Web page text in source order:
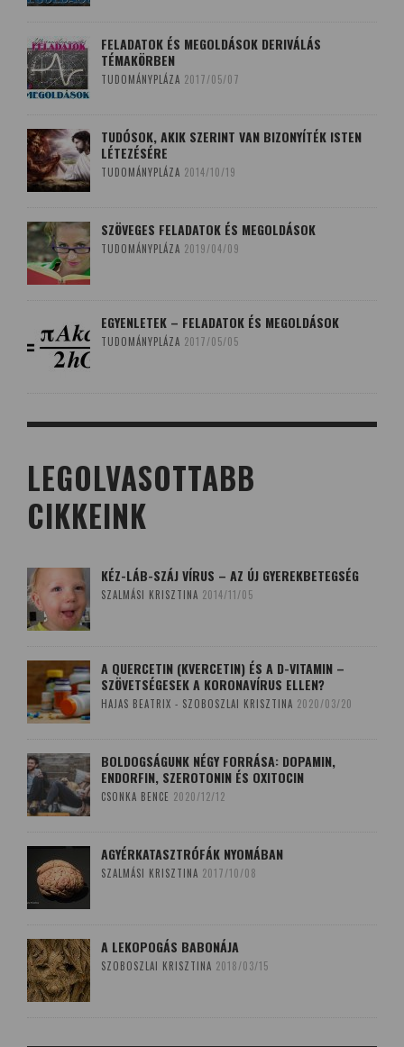
FELADATOK ÉS MEGOLDÁSOK DERIVÁLÁS
TÉMAKÖRBEN
TUDOMÁNYPLÁZA 2017/05/07
TUDÓSOK, AKIK SZERINT VAN BIZONYÍTÉK ISTEN
LÉTEZÉSÉRE
TUDOMÁNYPLÁZA 2014/10/19
SZÖVEGES FELADATOK ÉS MEGOLDÁSOK
TUDOMÁNYPLÁZA 2019/04/09
EGYENLETEK – FELADATOK ÉS MEGOLDÁSOK
TUDOMÁNYPLÁZA 2017/05/05
LEGOLVASOTTABB
CIKKEINK
KÉZ-LÁB-SZÁJ VÍRUS – AZ ÚJ GYEREKBETEGSÉG
SZALMÁSI KRISZTINA 2014/11/05
A QUERCETIN (KVERCETIN) ÉS A D-VITAMIN –
SZÖVETSÉGESEK A KORONAVÍRUS ELLEN?
HAJAS BEATRIX - SZOBOSZLAI KRISZTINA 2020/03/20
BOLDOGSÁGUNK NÉGY FORRÁSA: DOPAMIN,
ENDORFIN, SZEROTONIN ÉS OXITOCIN
CSONKA BENCE 2020/12/12
AGYÉRKATASZTRÓFÁK NYOMÁBAN
SZALMÁSI KRISZTINA 2017/10/08
A LEKOPOGÁS BABONÁJA
SZOBOSZLAI KRISZTINA 2018/03/15